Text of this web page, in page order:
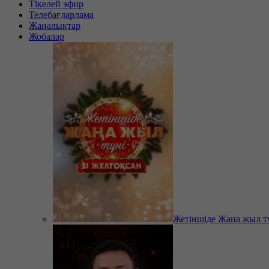
Тікелей эфир
Телебағдарлама
Жаңалықтар
Жобалар
Жетіншіде Жаңа жыл